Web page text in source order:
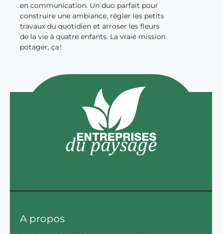
en communication. Un duo parfait pour
construire une ambiance, régler les petits
travaux du quotidien et arroser les fleurs
de la vie à quatre enfants. La vraie mission
potager, ça !
A propos